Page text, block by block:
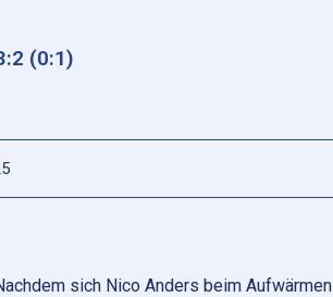
(0:1)
sich Nico Anders beim Aufwärmen